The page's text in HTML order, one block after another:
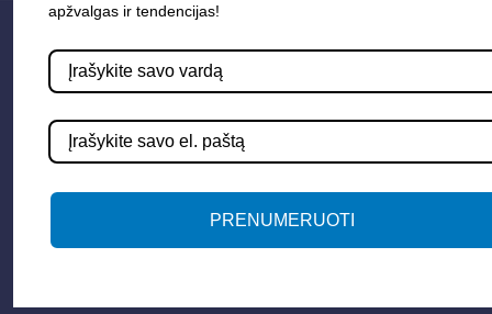
apžvalgas ir tendencijas!
PRENUMERUOTI